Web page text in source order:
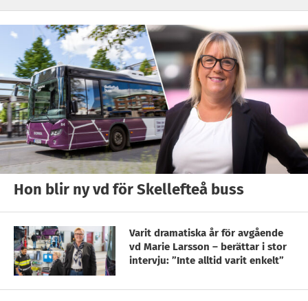
Hon blir ny vd för Skellefteå buss
Varit dramatiska år för avgående
vd Marie Larsson – berättar i stor
intervju: ”Inte alltid varit enkelt”